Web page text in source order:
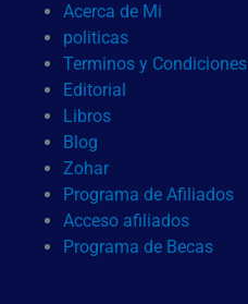
Acerca de Mi
politicas
Terminos y Condiciones
Editorial
Libros
Blog
Zohar
Programa de Afiliados
Acceso afiliados
Programa de Becas